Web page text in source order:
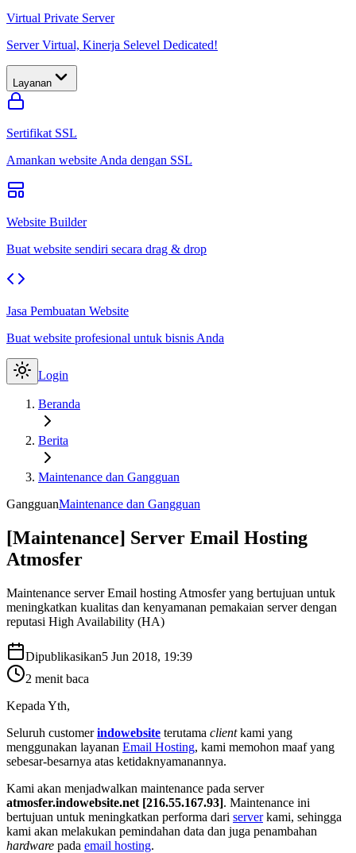
Virtual Private Server
Server Virtual, Kinerja Selevel Dedicated!
Layanan
Sertifikat SSL
Amankan website Anda dengan SSL
Website Builder
Buat website sendiri secara drag & drop
Jasa Pembuatan Website
Buat website profesional untuk bisnis Anda
Login
Beranda
Berita
Maintenance dan Gangguan
GangguanMaintenance dan Gangguan
[Maintenance] Server Email Hosting
Atmosfer
Maintenance server Email hosting Atmosfer yang bertujuan untuk
meningkatkan kualitas dan kenyamanan pemakaian server dengan
reputasi High Availability (HA)
Dipublikasikan5 Jun 2018, 19:39
2 menit baca
Kepada Yth,
Seluruh customerindowebsite terutama clientkami yang
menggunakan layanan Email Hosting, kami memohon maaf yang
sebesar-besarnya atas ketidaknyamanannya.
Kami akan menjadwalkan maintenance pada server
atmosfer.indowebsite.net [216.55.167.93]. Maintenance ini
bertujuan untuk meningkatkan performa dari serverkami, sehingga
kami akan melakukan pemindahan data dan juga penambahan
hardware pada email hosting.